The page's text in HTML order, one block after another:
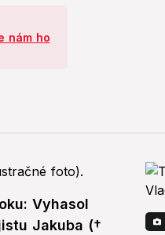
nám ho
Vyhasol
Jakuba (†